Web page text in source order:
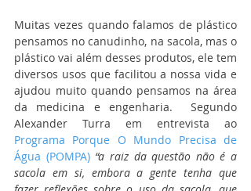
Muitas vezes quando falamos de plástico
pensamos no canudinho, na sacola, mas o
plástico vai além desses produtos, ele tem
diversos usos que facilitou a nossa vida e
ajudou muito quando pensamos na área
da medicina e engenharia.  Segundo
Programa Porque O Mundo Precisa de
Água (POMPA) “a raiz da questão não é a
sacola em si, embora a gente tenha que